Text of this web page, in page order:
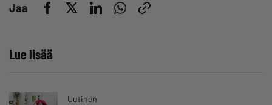
Jaa
Lue lisää
Uutinen